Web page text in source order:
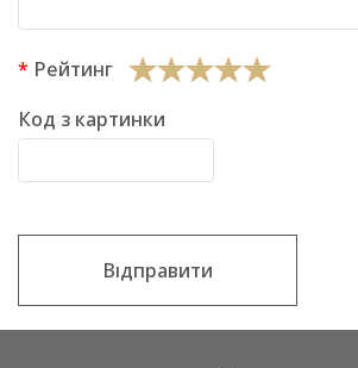
Рейтинг
Код з картинки
Відправити